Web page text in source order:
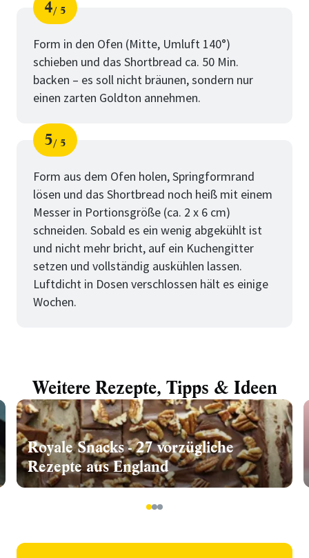
Schritt
4
von
5
Form in den Ofen (Mitte, Umluft 140°)
schieben und das Shortbread ca. 50 Min.
backen – es soll nicht bräunen, sondern nur
einen zarten Goldton annehmen.
Schritt
5
von
5
Form aus dem Ofen holen, Springformrand
lösen und das Shortbread noch heiß mit einem
Messer in Portionsgröße (ca. 2 x 6 cm)
schneiden. Sobald es ein wenig abgekühlt ist
und nicht mehr bricht, auf ein Kuchengitter
setzen und vollständig auskühlen lassen.
Luftdicht in Dosen verschlossen hält es einige
Wochen.
Weitere Rezepte, Tipps & Ideen
Royale Snacks - 27 vorzügliche
Rezepte aus England
123